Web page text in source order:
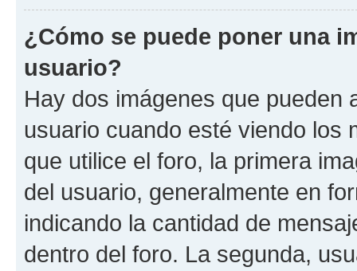
¿Cómo se puede poner una
usuario?
Hay dos imágenes que pueden
usuario cuando esté viendo los
que utilice el foro, la primera
del usuario, generalmente en
indicando la cantidad de
dentro del foro. La segunda,